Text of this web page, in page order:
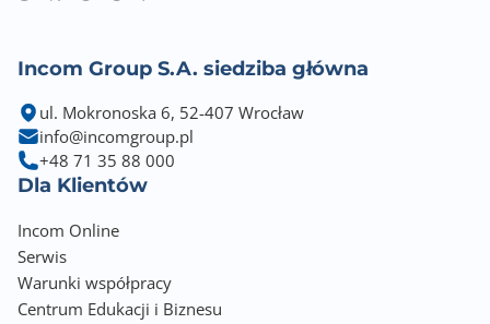
Wyjście HDMI Opcjonalne poprzez kartę PCIe
Incom Group S.A. siedziba główna
ul. Mokronoska 6, 52-407 Wrocław
info@incomgroup.pl
+48 71 35 88 000
Dla Klientów
Incom Online
Serwis
Warunki współpracy
Centrum Edukacji i Biznesu